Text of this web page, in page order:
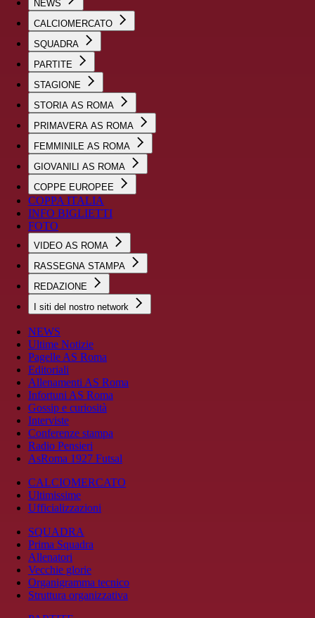
NEWS
CALCIOMERCATO
SQUADRA
PARTITE
STAGIONE
STORIA AS ROMA
PRIMAVERA AS ROMA
FEMMINILE AS ROMA
GIOVANILI AS ROMA
COPPE EUROPEE
COPPA ITALIA
INFO BIGLIETTI
FOTO
VIDEO AS ROMA
RASSEGNA STAMPA
REDAZIONE
I siti del nostro network
NEWS
Ultime Notizie
Pagelle AS Roma
Editoriali
Allenamenti AS Roma
Infortuni AS Roma
Gossip e curiosità
Interviste
Conferenze stampa
Radio Pensieri
AsRoma 1927 Futsal
CALCIOMERCATO
Ultimissime
Ufficializzazioni
SQUADRA
Prima Squadra
Allenatori
Vecchie glorie
Organigramma tecnico
Struttura organizzativa